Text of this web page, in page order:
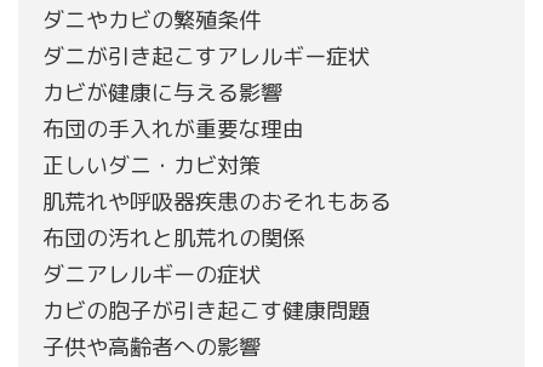
ダニやカビの繁殖条件
ダニが引き起こすアレルギー症状
カビが健康に与える影響
布団の手入れが重要な理由
正しいダニ・カビ対策
肌荒れや呼吸器疾患のおそれもある
布団の汚れと肌荒れの関係
ダニアレルギーの症状
カビの胞子が引き起こす健康問題
子供や高齢者への影響